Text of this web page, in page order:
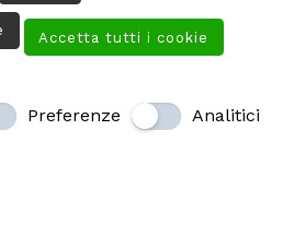
Galleria
Agenzia Web Marketing Milano
| Tutti i diritti riservati.
Accetta tutti i cookie
Preferenze Analitici